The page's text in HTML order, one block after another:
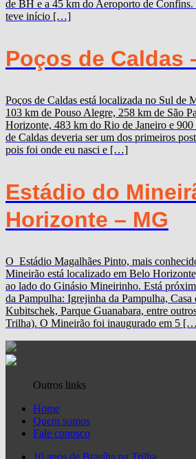
de BH e a 45 km do Aeroporto de
teve início […]
Poços de Caldas
Poços de Caldas está localizada no Sul de
103 km de Pouso Alegre, 258 km de São
Horizonte, 483 km do Rio de Janeiro e
de Caldas deveria ser um dos primeiros
pois foi onde eu nasci e […]
Estádio do
Horizonte – MG
O Estádio Magalhães Pinto, mais
Mineirão está localizado em Belo
ao lado do Ginásio Mineirinho. Está
da Pampulha: Igrejinha da Pampulha,
Kubitschek, Parque Guanabara, entre
Trilha). O Mineirão foi inaugurado em 5
Outros links
Home
Quem somos
Fale conosco